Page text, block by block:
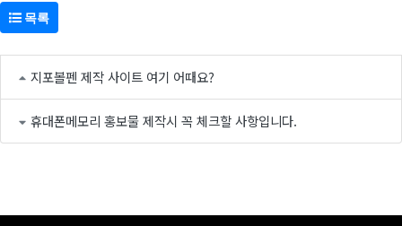
목록
지포볼펜 제작 사이트 여기 어때요?
휴대폰메모리 홍보물 제작시 꼭 체크할 사항입니다.